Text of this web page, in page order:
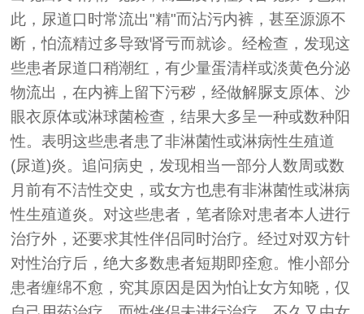
此，尿道口时常流出"精"而沾污内裤，甚至源源不
断，怕流精过多导致肾亏而就诊。经检查，发现这
些患者尿道口稍潮红，有少量蛋清样或淡黄色分泌
物流出，在内裤上留下污秽，经做解脲支原体、沙
眼衣原体或淋球菌检查，结果大多呈一种或数种阳
性。表明这些患者患了非淋菌性或淋病性生殖道
(尿道)炎。追问病史，发现相当一部分人数周或数
月前有不洁性交史，或女方也患有非淋菌性或淋病
性生殖道炎。对这些患者，笔者除对患者本人进行
治疗外，还要求其性伴侣同时治疗。经过对双方针
对性治疗后，绝大多数患者短期即痊愈。惟小部分
患者缠绵不愈，究其原因是因为怕让女方知晓，仅